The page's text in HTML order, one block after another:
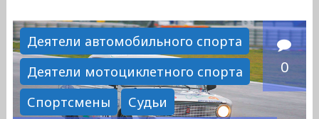
Иванович"
Деятели автомобильного спорта
Деятели мотоциклетного спорта
Спортсмены
Судьи
0